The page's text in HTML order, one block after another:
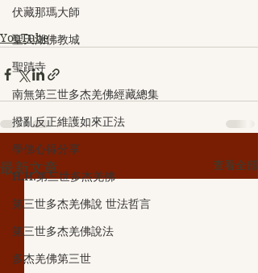
伏藏那瑪大師
聖天湖佛教城
聖蹟寺
南無第三世多杰羌佛經藏總集
撥亂反正維護如來正法
學佛心得分享
H.H.第三世多杰羌佛
第三世多杰羌佛說 世法哲言
第三世多杰羌佛說法
多杰羌佛第三世
YouTube
最新文章 查看全部